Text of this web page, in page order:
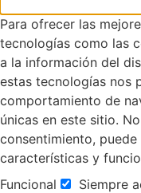
Para ofrecer las
tecnologías como las
a la información del
estas tecnologías nos
comportamiento de
únicas en este sitio.
consentimiento,
características y
Funcional
Siempre